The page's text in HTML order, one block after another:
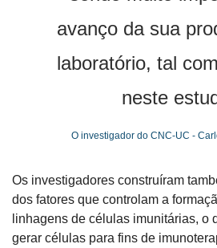
avanço da sua
laboratório, tal
neste
O investigador do CNC-UC -
Os investigadores construíram
dos fatores que controlam a
linhagens de células imunitárias, o
gerar células para fins de